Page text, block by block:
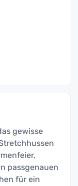
gewisse
passgenauen
für ein